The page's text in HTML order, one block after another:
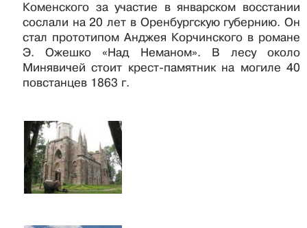
Коменского за участие в январском восстании
сослали на 20 лет в Оренбургскую губернию. Он
стал прототипом Анджея Корчинского в романе
Э. Ожешко «Над Неманом». В лесу около
Минявичей стоит крест-памятник на могиле 40
повстанцев 1863 г.